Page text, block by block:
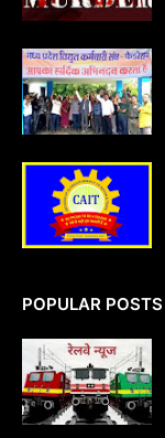
POPULAR POSTS